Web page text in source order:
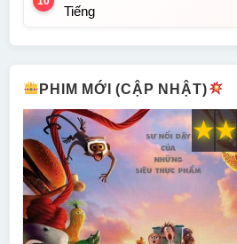
Tiếng
PHIM MỚI (CẬP NHẬT)
★
★